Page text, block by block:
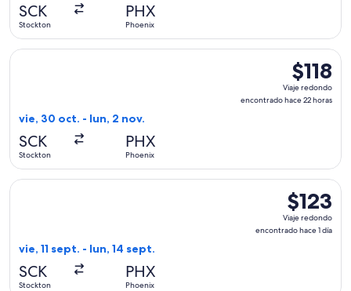
SCK
Stockton
PHX
Phoenix
$118
Viaje
redondo,
$118
Viaje redondo
encontrado hace 22 horas
vie, 30 oct. - lun, 2 nov.
SCK
Stockton
PHX
Phoenix
Seleccionar vuelo de Allegiant Air, con salida el vie, 30 oct.
$123
Viaje
redondo,
$123
Viaje redondo
encontrado hace 1 día
vie, 11 sept. - lun, 14 sept.
SCK
Stockton
PHX
Phoenix
Seleccionar vuelo de Allegiant Air, con salida el vie, 11